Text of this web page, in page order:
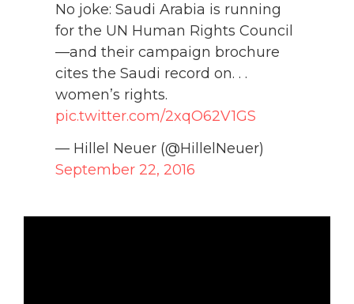
No joke: Saudi Arabia is running
for the UN Human Rights Council
—and their campaign brochure
cites the Saudi record on. . .
women’s rights.
pic.twitter.com/2xqO62V1GS
— Hillel Neuer (@HillelNeuer)
September 22, 2016